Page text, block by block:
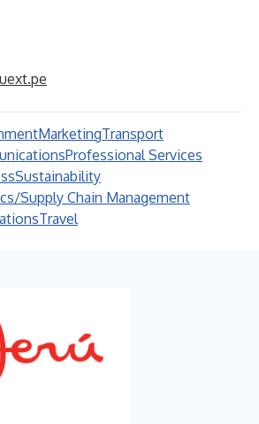
MarketingTransport
Professional Services
Sustainability
Supply Chain Management
Travel